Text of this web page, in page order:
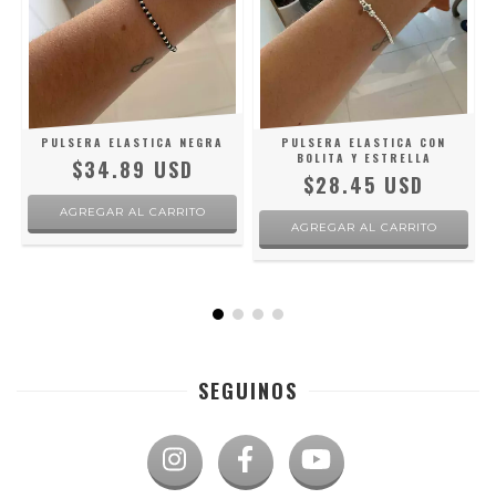
PULSERA ELASTICA NEGRA
$34.89 USD
PULSERA ELASTICA CON
BOLITA Y ESTRELLA
$28.45 USD
SEGUINOS